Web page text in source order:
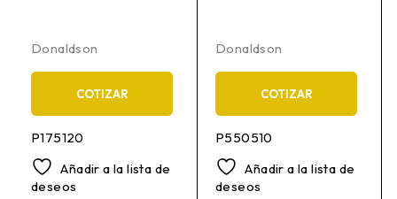
Donaldson
COTIZAR
P175120
Añadir a la lista de
deseos
Donaldson
COTIZAR
P550510
Añadir a la lista de
deseos